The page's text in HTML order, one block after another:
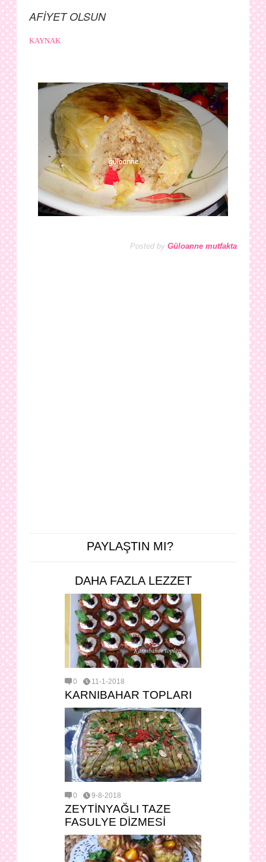
AFİYET OLSUN
KAYNAK
Posted by Güloanne mutfakta
PAYLAŞTIN MI?
DAHA FAZLA LEZZET
0 11-1-2018
KARNIBAHAR TOPLARI
0 9-8-2018
ZEYTİNYAĞLI TAZE
FASULYE DİZMESİ